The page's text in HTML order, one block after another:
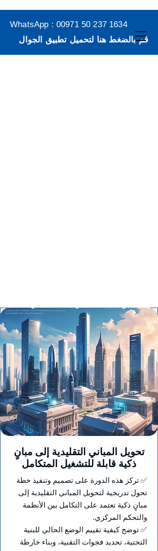
WhatsApp : 00971 50 237 1634
قم بالضغط هنا لتحميل تطبيق الجوال
تحويل المباني التقليدية إلى مبانٍ
ذكية قابلة للتشغيل المتكامل
✅ تركز هذه الدورة على تصميم وتنفيذ خطة
تحول تدريجية لتحويل المباني التقليدية إلى
مبانٍ ذكية تعتمد على التكامل بين الأنظمة
والتحكم المركزي.
✅ توضح كيفية تقييم الوضع الحالي للبنية
التحتية، تحديد فجوات التقنية، وبناء خارطة